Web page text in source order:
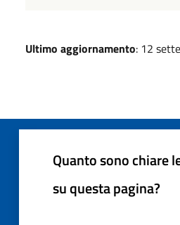
Ultimo aggiornamento: 12
Quanto sono chiare
su questa pagina?